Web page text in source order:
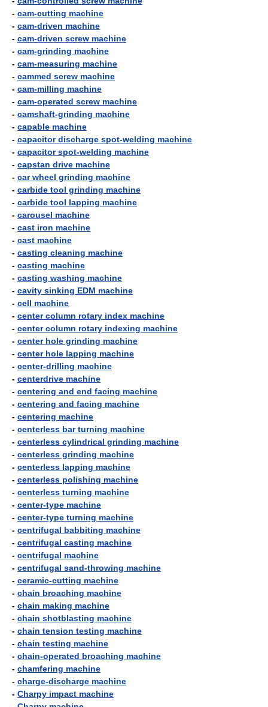
- cam-cutting machine
- cam-driven machine
- cam-driven screw machine
- cam-grinding machine
- cam-measuring machine
- cammed screw machine
- cam-milling machine
- cam-operated screw machine
- camshaft-grinding machine
- capable machine
- capacitor discharge spot-welding machine
- capacitor spot-welding machine
- capstan drive machine
- car wheel grinding machine
- carbide tool grinding machine
- carbide tool lapping machine
- carousel machine
- cast iron machine
- cast machine
- casting cleaning machine
- casting machine
- casting washing machine
- cavity sinking EDM machine
- cell machine
- center column rotary index machine
- center column rotary indexing machine
- center hole grinding machine
- center hole lapping machine
- center-drilling machine
- centerdrive machine
- centering and end facing machine
- centering and facing machine
- centering machine
- centerless bar turning machine
- centerless cylindrical grinding machine
- centerless grinding machine
- centerless lapping machine
- centerless polishing machine
- centerless turning machine
- center-type machine
- center-type turning machine
- centrifugal babbiting machine
- centrifugal casting machine
- centrifugal machine
- centrifugal sand-throwing machine
- ceramic-cutting machine
- chain broaching machine
- chain making machine
- chain shotblasting machine
- chain tension testing machine
- chain testing machine
- chain-operated broaching machine
- chamfering machine
- charge-discharge machine
- Charpy impact machine